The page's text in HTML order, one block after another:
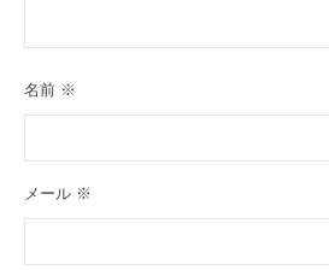
名前 ※
メール ※